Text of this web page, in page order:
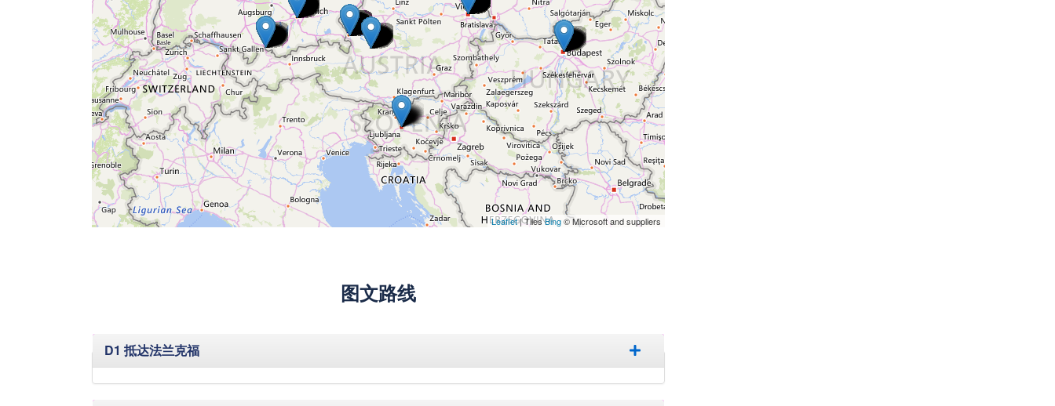
Leaflet| TilesBing© Microsoft and suppliers
图文路线
隐藏
D1 抵达法兰克福